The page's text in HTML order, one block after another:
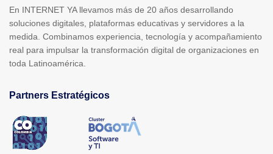
En INTERNET YA llevamos más de 20 años desarrollando
soluciones digitales, plataformas educativas y servidores a la
medida. Combinamos experiencia, tecnología y acompañamiento
real para impulsar la transformación digital de organizaciones en
toda Latinoamérica.
Partners Estratégicos